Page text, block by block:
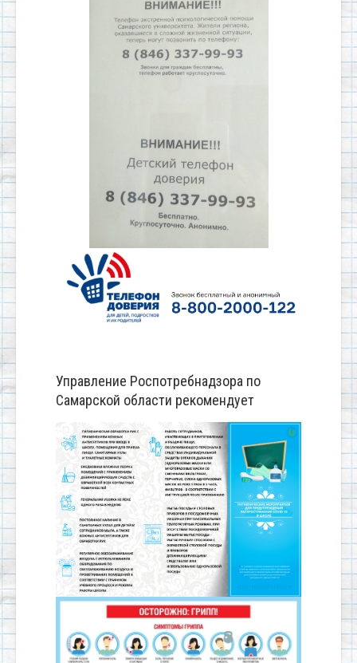
Управление Роспотребнадзора по
Самарской области рекомендует